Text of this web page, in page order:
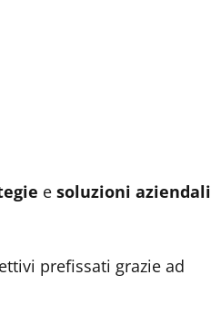
e soluzioni aziendali
prefissati grazie ad